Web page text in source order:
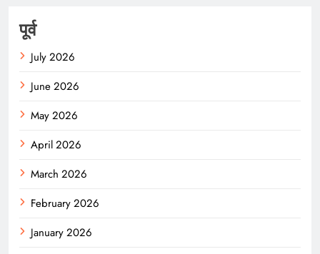
पूर्व
July 2026
June 2026
May 2026
April 2026
March 2026
February 2026
January 2026